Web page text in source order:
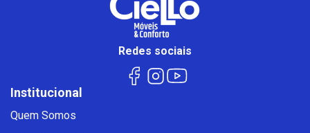
Redes sociais
Institucional
Quem Somos